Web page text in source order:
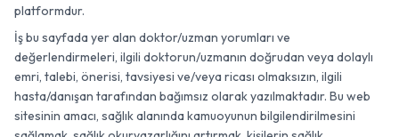
platformdur.
İş bu sayfada yer alan doktor/uzman yorumları ve
değerlendirmeleri, ilgili doktorun/uzmanın doğrudan veya dolaylı
emri, talebi, önerisi, tavsiyesi ve/veya ricası olmaksızın, ilgili
hasta/danışan tarafından bağımsız olarak yazılmaktadır. Bu web
sitesinin amacı, sağlık alanında kamuoyunun bilgilendirilmesini